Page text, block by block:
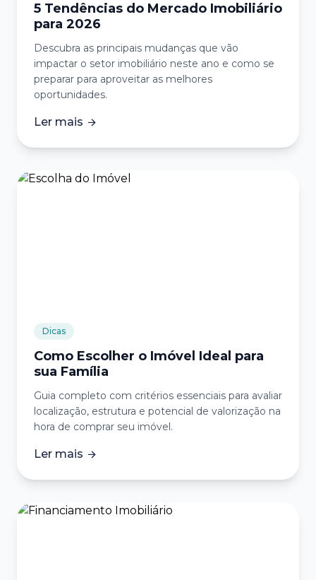
5 Tendências do Mercado Imobiliário
para 2026
Descubra as principais mudanças que vão
impactar o setor imobiliário neste ano e como se
preparar para aproveitar as melhores
oportunidades.
Ler mais
Dicas
Como Escolher o Imóvel Ideal para
sua Família
Guia completo com critérios essenciais para avaliar
localização, estrutura e potencial de valorização na
hora de comprar seu imóvel.
Ler mais